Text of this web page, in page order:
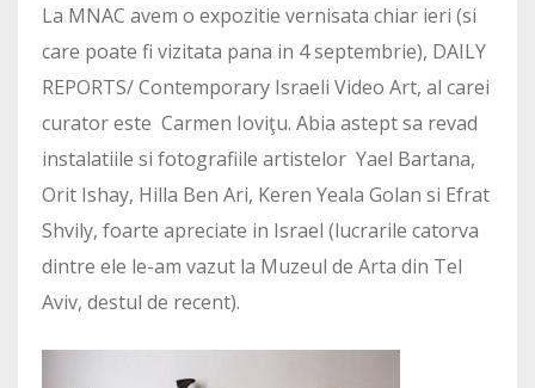
La MNAC avem o expozitie vernisata chiar ieri (si
care poate fi vizitata pana in 4 septembrie), DAILY
REPORTS/ Contemporary Israeli Video Art, al carei
curator este Carmen Ioviţu. Abia astept sa revad
instalatiile si fotografiile artistelor Yael Bartana,
Orit Ishay, Hilla Ben Ari, Keren Yeala Golan si Efrat
Shvily, foarte apreciate in Israel (lucrarile catorva
dintre ele le-am vazut la Muzeul de Arta din Tel
Aviv, destul de recent).